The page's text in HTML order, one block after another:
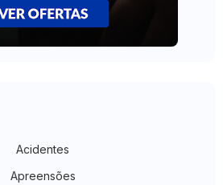
Acidentes
Apreensões